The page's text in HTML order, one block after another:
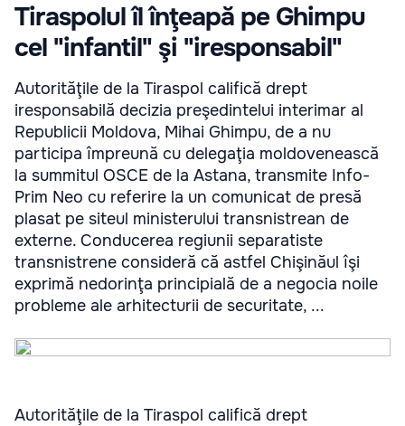
Tiraspolul îl înţeapă pe Ghimpu
cel "infantil" şi "iresponsabil"
Autorităţile de la Tiraspol califică drept
iresponsabilă decizia preşedintelui interimar al
Republicii Moldova, Mihai Ghimpu, de a nu
participa împreună cu delegaţia moldovenească
la summitul OSCE de la Astana, transmite Info-
Prim Neo cu referire la un comunicat de presă
plasat pe siteul ministerului transnistrean de
externe. Conducerea regiunii separatiste
transnistrene consideră că astfel Chişinăul îşi
exprimă nedorinţa principială de a negocia noile
probleme ale arhitecturii de securitate, ...
Autorităţile de la Tiraspol califică drept